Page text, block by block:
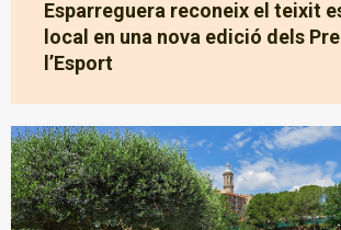
Esparreguera reconeix el teixit
local en una nova edició dels
l’Esport